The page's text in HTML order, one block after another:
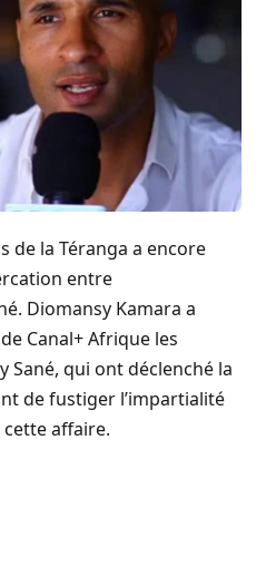
de la Téranga a encore
entre
. Diomansy Kamara a
Canal+ Afrique les
Sané, qui ont déclenché la
de fustiger l’impartialité
affaire.